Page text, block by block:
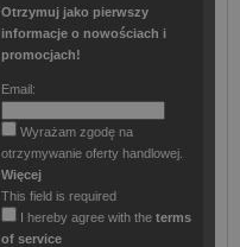
Otrzymuj jako pierwszy
informacje o nowościach i
promocjach!
Email:
Wyrażam zgodę na
otrzymywanie oferty handlowej.
Więcej
This field is required
I hereby agree with the terms
of service